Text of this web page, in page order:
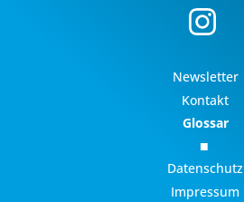
Newsletter
Kontakt
Glossar
Datenschutz
Impressum